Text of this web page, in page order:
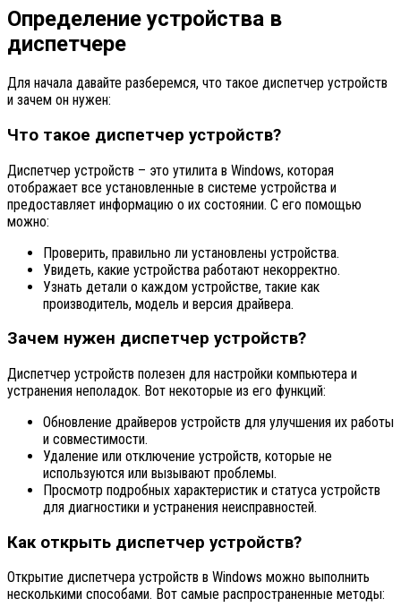
Определение устройства в
диспетчере
Для начала давайте разберемся, что такое диспетчер устройств
и зачем он нужен:
Что такое диспетчер устройств?
Диспетчер устройств – это утилита в Windows, которая
отображает все установленные в системе устройства и
предоставляет информацию о их состоянии. С его помощью
можно:
Проверить, правильно ли установлены устройства.
Увидеть, какие устройства работают некорректно.
Узнать детали о каждом устройстве, такие как
производитель, модель и версия драйвера.
Зачем нужен диспетчер устройств?
Диспетчер устройств полезен для настройки компьютера и
устранения неполадок. Вот некоторые из его функций:
Обновление драйверов устройств для улучшения их работы
и совместимости.
Удаление или отключение устройств, которые не
используются или вызывают проблемы.
Просмотр подробных характеристик и статуса устройств
для диагностики и устранения неисправностей.
Как открыть диспетчер устройств?
Открытие диспетчера устройств в Windows можно выполнить
несколькими способами. Вот самые распространенные методы: